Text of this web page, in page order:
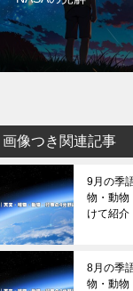
画像つき関連記事
9月の季
物・動物
けて紹介
8月の季
物・動物